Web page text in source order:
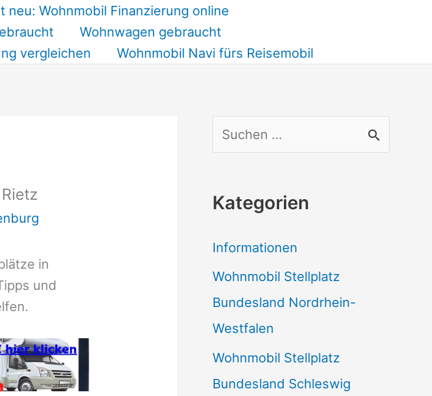
neu: Wohnmobil Finanzierung online
Wohnwagen gebraucht
vergleichen
Wohnmobil Navi fürs Reisemobil
in
und
u
h
n
a
c
h
:
Kategorien
Informationen
Wohnmobil Stellplatz
Bundesland Nordrhein-
Westfalen
Wohnmobil Stellplatz
Bundesland Schleswig